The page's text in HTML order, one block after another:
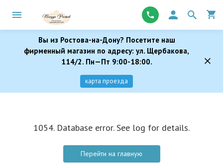
Вы из Ростова-на-Дону? Посетите наш
фирменный магазин по адресу: ул. Щербакова,
114/2. Пн—Пт 9:00-18:00.
карта проезда
1054. Database error. See log for details.
Перейти на главную